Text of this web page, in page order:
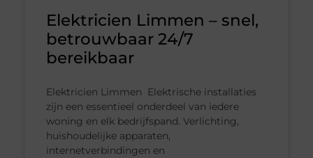
Elektricien Limmen – snel,
betrouwbaar 24/7
bereikbaar
Elektricien Limmen Elektrische installaties
zijn een essentieel onderdeel van iedere
woning en elk bedrijfspand. Verlichting,
huishoudelijke apparaten,
internetverbindingen en